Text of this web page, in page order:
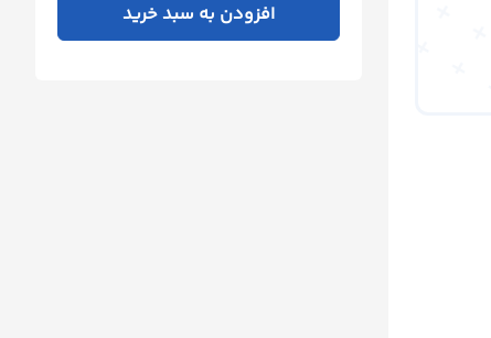
افزودن به سبد خرید